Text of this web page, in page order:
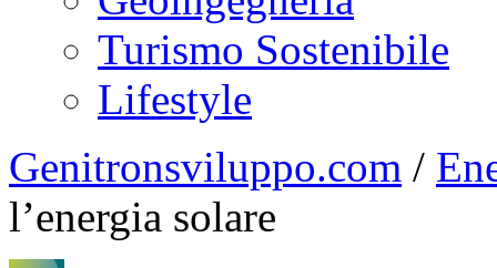
Turismo Sostenibile
Lifestyle
Genitronsviluppo.com /
l’energia solare